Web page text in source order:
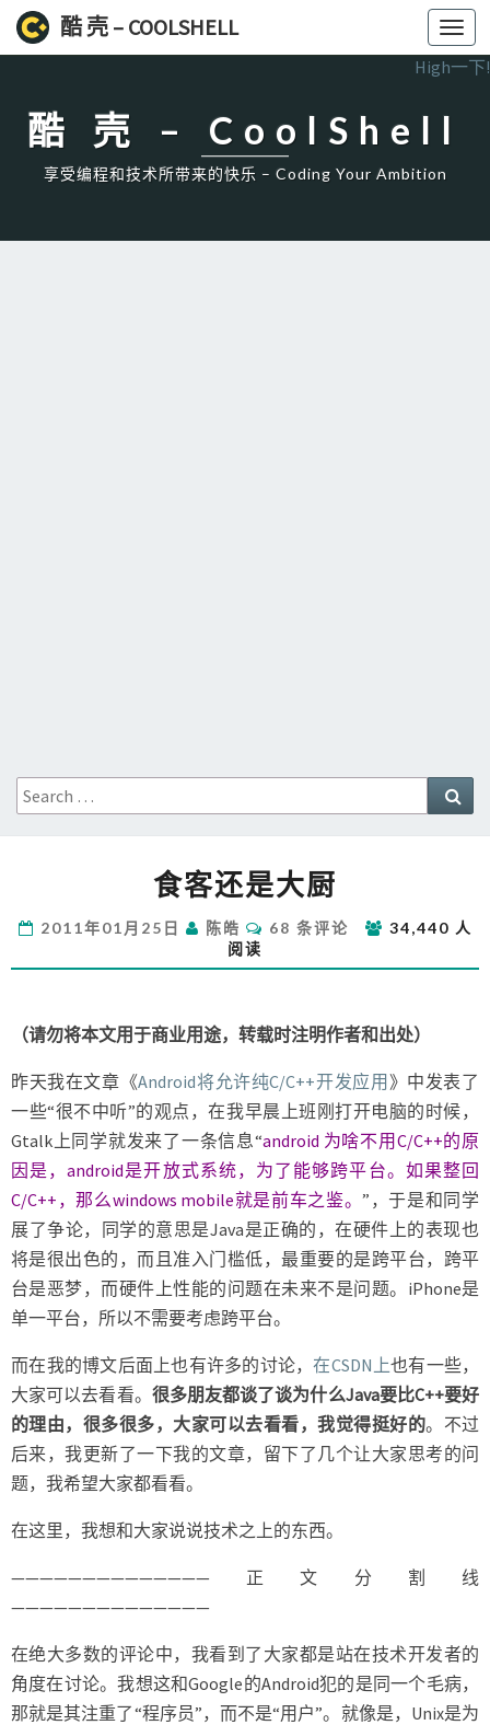
酷 壳 – COOLSHELL
High一下!
酷 壳 – CoolShell
享受编程和技术所带来的快乐 – Coding Your Ambition
Search
for:
客
是
大
食客还是大厨
2011年01月25日 陈皓
评
论
68 条评论
34,440 人
阅读
（请勿将本文用于商业用途，转载时注明作者和出处）
昨天我在文章《Android将允许纯C/C++开发应用 》中发表了
一些“很不中听”的观点，在我早晨上班刚打开电脑的时候，
Gtalk上同学就发来了一条信息“android 为啥不用C/C++的原
因是，android是开放式系统，为了能够跨平台。如果整回
C/C++，那么windows mobile就是前车之鉴。”，于是和同学
展了争论，同学的意思是Java是正确的，在硬件上的表现也
将是很出色的，而且准入门槛低，最重要的是跨平台，跨平
台是恶梦，而硬件上性能的问题在未来不是问题。iPhone是
单一平台，所以不需要考虑跨平台。
而在我的博文后面上也有许多的讨论，在CSDN上也有一些，
大家可以去看看。 很多朋友都谈了谈为什么Java要比C++要好
的理由，很多很多，大家可以去看看，我觉得挺好的。不过
后来，我更新了一下我的文章，留下了几个让大家思考的问
题，我希望大家都看看。
在这里，我想和大家说说技术之上的东西。
——————————————正文分割线
——————————————
在绝大多数的评论中，我看到了大家都是站在技术开发者的
角度在讨论。我想这和Google的Android犯的是同一个毛病，
那就是其注重了“程序员”，而不是“用户”。就像是，Unix是为